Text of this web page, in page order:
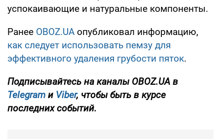
успокаивающие и натуральные компоненты.
Ранее OBOZ.UA опубликовал информацию,
как следует использовать пемзу для
эффективного удаления грубости пяток.
Подписывайтесь на каналы OBOZ.UA в
Telegram и Viber, чтобы быть в курсе
последних событий.